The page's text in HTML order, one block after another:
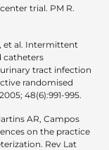
trial. PM R.
et al. Intermittent
catheters
tract infection
randomised
48(6):991-995.
AR, Campos
on the practice
Rev Lat